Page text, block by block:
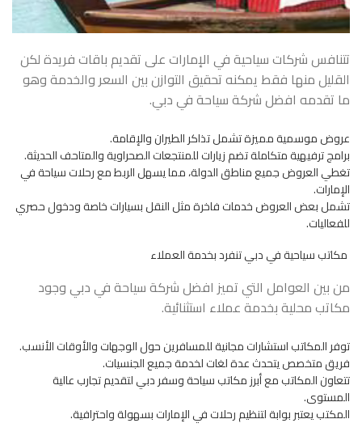
تتنافس شركات سياحية في الإمارات على تقديم باقات فريدة لكن
القليل منها فقط يمكنه تحقيق التوازن بين السعر والخدمة وهو
ما تقدمه افضل شركة سياحة في دبي.
عروض موسمية مميزة تشمل تذاكر الطيران والإقامة.
برامج ترفيهية متكاملة تضم زيارات للمنتجعات الصحراوية والمتاحف الحديثة.
تغطي العروض جميع مناطق الدولة، مما يسهل الربط مع رحلات سياحة في
الإمارات.
تشمل بعض العروض خدمات فاخرة مثل النقل بسيارات خاصة ودخول حصري
للفعاليات.
مكاتب سياحية في دبي تنفرد بخدمة العملاء
من بين العوامل التي تميز افضل شركة سياحة في دبي وجود
مكاتب محلية بخدمة عملاء استثنائية.
توفر المكاتب استشارات مجانية للمسافرين حول الوجهات والأوقات الأنسب.
فريق متخصص يتحدث عدة لغات لخدمة جميع الجنسيات.
تتعاون المكاتب مع أبرز مكاتب سياحة وسفر دبي لتقديم تجارب عالية
المستوى.
المكتب يعتبر بوابة لتنظيم رحلات في الإمارات بسهولة واحترافية.